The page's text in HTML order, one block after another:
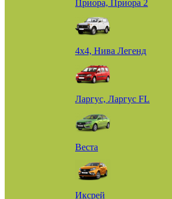
Приора, Приора 2
4х4, Нива Легенд
Ларгус, Ларгус FL
Веста
Иксрей